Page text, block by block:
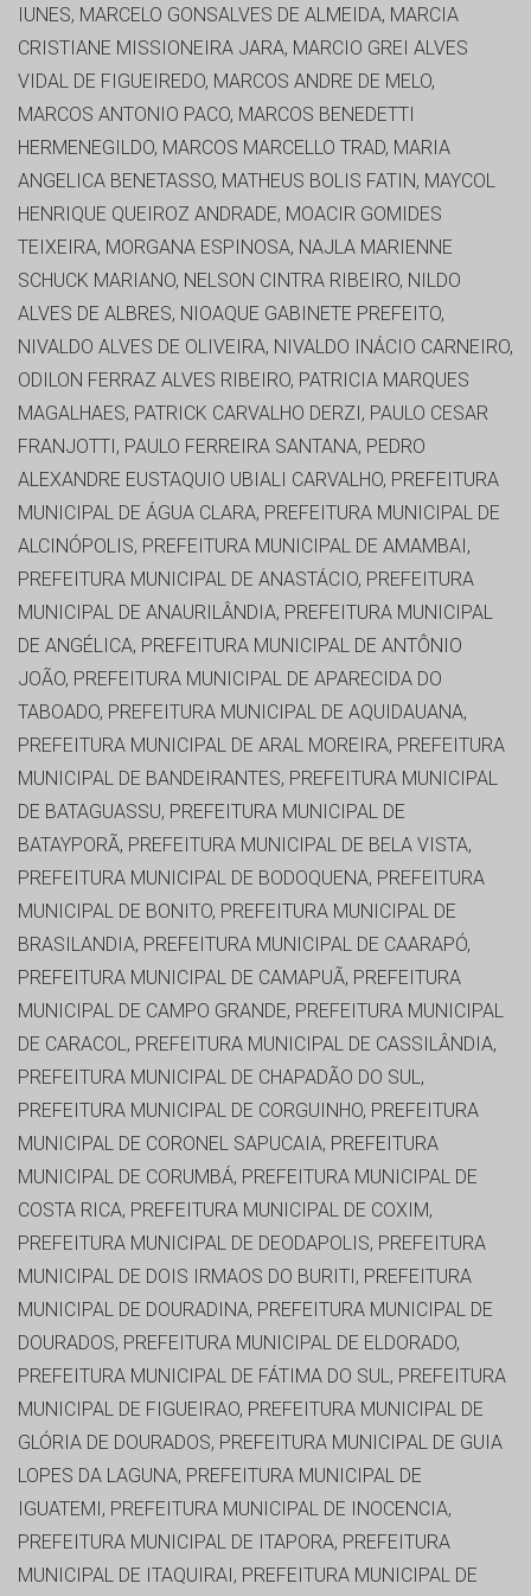
IUNES, MARCELO GONSALVES DE ALMEIDA, MARCIA
CRISTIANE MISSIONEIRA JARA, MARCIO GREI ALVES
VIDAL DE FIGUEIREDO, MARCOS ANDRE DE MELO,
MARCOS ANTONIO PACO, MARCOS BENEDETTI
HERMENEGILDO, MARCOS MARCELLO TRAD, MARIA
ANGELICA BENETASSO, MATHEUS BOLIS FATIN, MAYCOL
HENRIQUE QUEIROZ ANDRADE, MOACIR GOMIDES
TEIXEIRA, MORGANA ESPINOSA, NAJLA MARIENNE
SCHUCK MARIANO, NELSON CINTRA RIBEIRO, NILDO
ALVES DE ALBRES, NIOAQUE GABINETE PREFEITO,
NIVALDO ALVES DE OLIVEIRA, NIVALDO INÁCIO CARNEIRO,
ODILON FERRAZ ALVES RIBEIRO, PATRICIA MARQUES
MAGALHAES, PATRICK CARVALHO DERZI, PAULO CESAR
FRANJOTTI, PAULO FERREIRA SANTANA, PEDRO
ALEXANDRE EUSTAQUIO UBIALI CARVALHO, PREFEITURA
MUNICIPAL DE ÁGUA CLARA, PREFEITURA MUNICIPAL DE
ALCINÓPOLIS, PREFEITURA MUNICIPAL DE AMAMBAI,
PREFEITURA MUNICIPAL DE ANASTÁCIO, PREFEITURA
MUNICIPAL DE ANAURILÂNDIA, PREFEITURA MUNICIPAL
DE ANGÉLICA, PREFEITURA MUNICIPAL DE ANTÔNIO
JOÃO, PREFEITURA MUNICIPAL DE APARECIDA DO
TABOADO, PREFEITURA MUNICIPAL DE AQUIDAUANA,
PREFEITURA MUNICIPAL DE ARAL MOREIRA, PREFEITURA
MUNICIPAL DE BANDEIRANTES, PREFEITURA MUNICIPAL
DE BATAGUASSU, PREFEITURA MUNICIPAL DE
BATAYPORÃ, PREFEITURA MUNICIPAL DE BELA VISTA,
PREFEITURA MUNICIPAL DE BODOQUENA, PREFEITURA
MUNICIPAL DE BONITO, PREFEITURA MUNICIPAL DE
BRASILANDIA, PREFEITURA MUNICIPAL DE CAARAPÓ,
PREFEITURA MUNICIPAL DE CAMAPUÃ, PREFEITURA
MUNICIPAL DE CAMPO GRANDE, PREFEITURA MUNICIPAL
DE CARACOL, PREFEITURA MUNICIPAL DE CASSILÂNDIA,
PREFEITURA MUNICIPAL DE CHAPADÃO DO SUL,
PREFEITURA MUNICIPAL DE CORGUINHO, PREFEITURA
MUNICIPAL DE CORONEL SAPUCAIA, PREFEITURA
MUNICIPAL DE CORUMBÁ, PREFEITURA MUNICIPAL DE
COSTA RICA, PREFEITURA MUNICIPAL DE COXIM,
PREFEITURA MUNICIPAL DE DEODAPOLIS, PREFEITURA
MUNICIPAL DE DOIS IRMAOS DO BURITI, PREFEITURA
MUNICIPAL DE DOURADINA, PREFEITURA MUNICIPAL DE
DOURADOS, PREFEITURA MUNICIPAL DE ELDORADO,
PREFEITURA MUNICIPAL DE FÁTIMA DO SUL, PREFEITURA
MUNICIPAL DE FIGUEIRAO, PREFEITURA MUNICIPAL DE
GLÓRIA DE DOURADOS, PREFEITURA MUNICIPAL DE GUIA
LOPES DA LAGUNA, PREFEITURA MUNICIPAL DE
IGUATEMI, PREFEITURA MUNICIPAL DE INOCENCIA,
PREFEITURA MUNICIPAL DE ITAPORA, PREFEITURA
MUNICIPAL DE ITAQUIRAI, PREFEITURA MUNICIPAL DE